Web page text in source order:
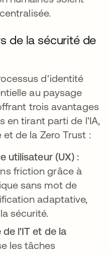
de la sécurité de
d'identité
au paysage
trois avantages
en tirant parti de l'IA,
de la Zero Trust :
utilisateur (UX) :
friction grâce à
sans mot de
adaptative,
sécurité.
l'IT et de la
les tâches